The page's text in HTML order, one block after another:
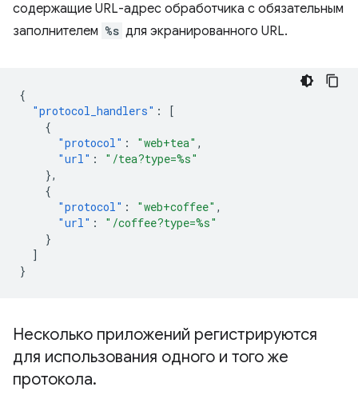
содержащие URL-адрес обработчика с обязательным
заполнителем %s для экранированного URL.
{
"protocol_handlers" :
[
{
"protocol" : "web+tea" ,
"url" :
"/tea?type=%s"
},
{
"protocol" : "web+coffee" ,
"url" :
"/coffee?type=%s"
}
]
}
Несколько приложений регистрируются
для использования одного и того же
протокола.